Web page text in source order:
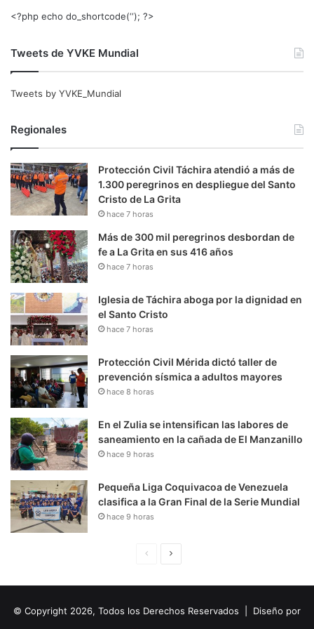
<?php echo do_shortcode(‘‘); ?>
Tweets de YVKE Mundial
Tweets by YVKE_Mundial
Regionales
Protección Civil Táchira atendió a más de
1.300 peregrinos en despliegue del Santo
Cristo de La Grita
hace 7 horas
Más de 300 mil peregrinos desbordan de
fe a La Grita en sus 416 años
hace 7 horas
Iglesia de Táchira aboga por la dignidad en
el Santo Cristo
hace 7 horas
Protección Civil Mérida dictó taller de
prevención sísmica a adultos mayores
hace 8 horas
En el Zulia se intensifican las labores de
saneamiento en la cañada de El Manzanillo
hace 9 horas
Pequeña Liga Coquivacoa de Venezuela
clasifica a la Gran Final de la Serie Mundial
hace 9 horas
i
u
© Copyright 2026, Todos los Derechos Reservados | Diseño por